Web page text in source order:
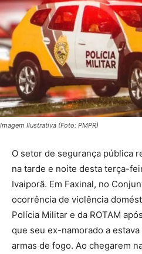
Imagem Ilustrativa (Foto: PMPR)
O setor de segurança pública
na tarde e noite desta terça-
Ivaiporã. Em Faxinal, no
ocorrência de violência
Polícia Militar e da ROTAM
que seu ex-namorado a
armas de fogo. Ao chegarem